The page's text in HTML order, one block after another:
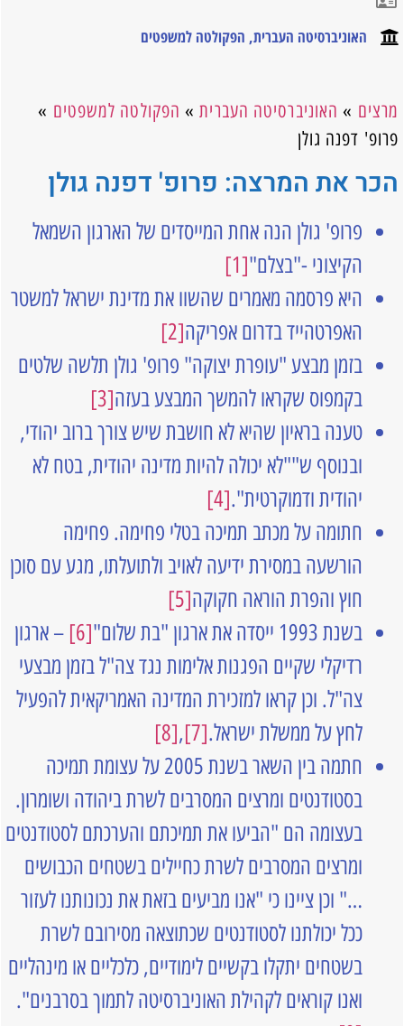
האוניברסיטה העברית, הפקולטה למשפטים
מרצים » האוניברסיטה העברית» הפקולטה למשפטים »
פרופ' דפנה גולן
הכר את המרצה: פרופ' דפנה גולן
פרופ' גולן הנה אחת המייסדים של הארגון השמאל
הקיצוני -"בצלם"[1]
היא פרסמה מאמרים שהשוו את מדינת ישראל למשטר
האפרטהייד בדרום אפריקה[2]
בזמן מבצע "עופרת יצוקה" פרופ' גולן תלשה שלטים
בקמפוס שקראו להמשך המבצע בעזה[3]
טענה בראיון שהיא לא חושבת שיש צורך ברוב יהודי,
ובנוסף ש""לא יכולה להיות מדינה יהודית, בטח לא
יהודית ודמוקרטית".[4]
חתומה על מכתב תמיכה בטלי פחימה. פחימה
הורשעה במסירת ידיעה לאויב ולתועלתו, מגע עם סוכן
חוץ והפרת הוראה חקוקה[5]
בשנת 1993 ייסדה את ארגון "בת שלום"
[6]
– ארגון
רדיקלי שקיים הפגנות אלימות נגד צה"ל בזמן מבצעי
צה"ל. וכן קראו למזכירת המדינה האמריקאית להפעיל
לחץ על ממשלת ישראל.[7]
,
[8]
חתמה בין השאר בשנת 2005 על עצומת תמיכה
בסטודנטים ומרצים המסרבים לשרת ביהודה ושומרון.
בעצומה הם "הביעו את תמיכתם והערכתם לסטודנטים
ומרצים המסרבים לשרת כחיילים בשטחים הכבושים
…" וכן ציינו כי "אנו מביעים בזאת את נכונותנו לעזור
ככל יכולתנו לסטודנטים שכתוצאה מסירובם לשרת
בשטחים יתקלו בקשיים לימודיים, כלכליים או מינהליים
ואנו קוראים לקהילת האוניברסיטה לתמוך בסרבנים".